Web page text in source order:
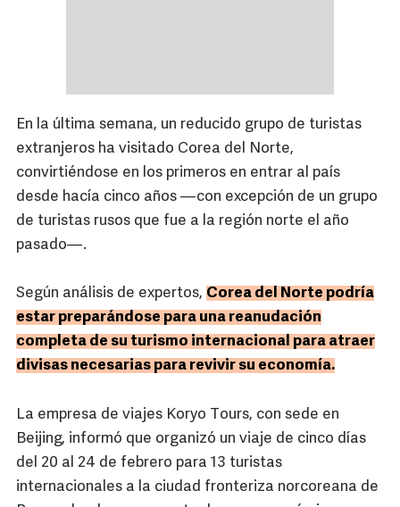
En la última semana, un reducido grupo de turistas
extranjeros ha visitado Corea del Norte,
convirtiéndose en los primeros en entrar al país
desde hacía cinco años —con excepción de un grupo
de turistas rusos que fue a la región norte el año
pasado—.
Según análisis de expertos, Corea del Norte podría
estar preparándose para una reanudación
completa de su turismo internacional para atraer
divisas necesarias para revivir su economía.
La empresa de viajes Koryo Tours, con sede en
Beijing, informó que organizó un viaje de cinco días
del 20 al 24 de febrero para 13 turistas
internacionales a la ciudad fronteriza norcoreana de